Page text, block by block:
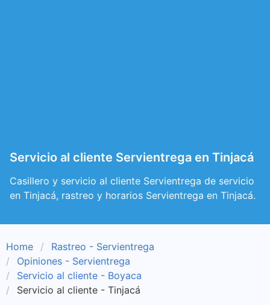
Servicio al cliente Servientrega en Tinjacá
Casillero y servicio al cliente Servientrega de servicio
en Tinjacá, rastreo y horarios Servientrega en Tinjacá.
Home
Rastreo - Servientrega
Opiniones - Servientrega
Servicio al cliente - Boyaca
Servicio al cliente - Tinjacá